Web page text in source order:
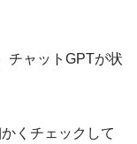
チャットGPTが状
くチェックして